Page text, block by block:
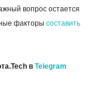
вопрос остается
факторы составить
в Telegram